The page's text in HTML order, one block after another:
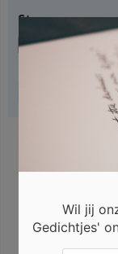
Stemmen
lief
Wil jij
Gedichtjes'